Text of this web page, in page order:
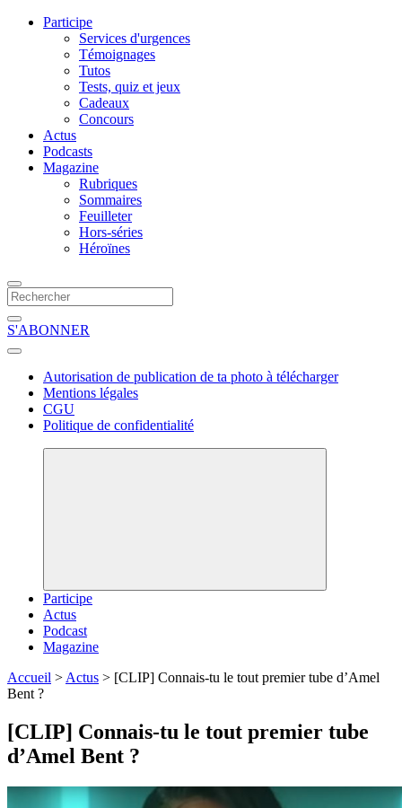
Participe
Services d'urgences
Témoignages
Tutos
Tests, quiz et jeux
Cadeaux
Concours
Actus
Podcasts
Magazine
Rubriques
Sommaires
Feuilleter
Hors-séries
Héroïnes
S'ABONNER
Autorisation de publication de ta photo à télécharger
Mentions légales
CGU
Politique de confidentialité
Participe
Actus
Podcast
Magazine
Accueil > Actus > [CLIP] Connais-tu le tout premier tube d’Amel
Bent ?
[CLIP] Connais-tu le tout premier tube
d’Amel Bent ?